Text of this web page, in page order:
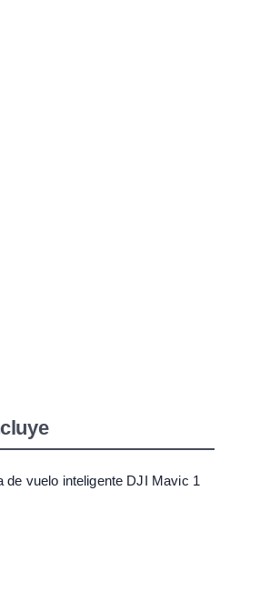
de vuelo inteligente DJI Mavic 1